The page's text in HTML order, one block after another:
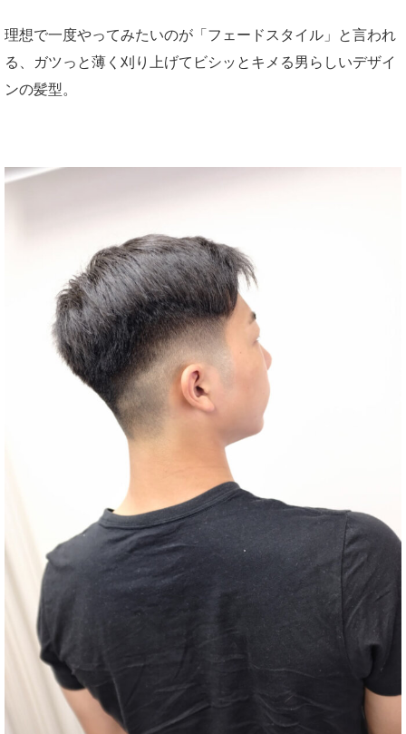
理想で一度やってみたいのが「フェードスタイル」と言われ
る、ガツっと薄く刈り上げてビシッとキメる男らしいデザイ
ンの髪型。